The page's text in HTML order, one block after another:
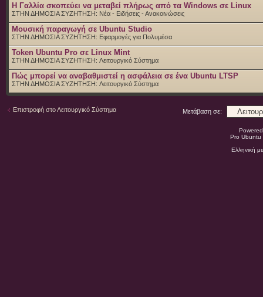
H Γαλλία σκοπεύει να μεταβεί πλήρως από τα Windows σε Linux
ΣΤΗΝ ΔΗΜΟΣΙΑ ΣΥΖΗΤΗΣΗ: Νέα - Ειδήσεις - Ανακοινώσεις
Μουσική παραγωγή σε Ubuntu Studio
ΣΤΗΝ ΔΗΜΟΣΙΑ ΣΥΖΗΤΗΣΗ: Εφαρμογές για Πολυμέσα
Token Ubuntu Pro σε Linux Mint
ΣΤΗΝ ΔΗΜΟΣΙΑ ΣΥΖΗΤΗΣΗ: Λειτουργικό Σύστημα
Πώς μπορεί να αναβαθμιστεί η ασφάλεια σε ένα Ubuntu LTSP
ΣΤΗΝ ΔΗΜΟΣΙΑ ΣΥΖΗΤΗΣΗ: Λειτουργικό Σύστημα
Επιστροφή στο Λειτουργικό Σύστημα Μετάβαση σε:
Pro
Ελληνική